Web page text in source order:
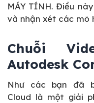
MÁY TÍNH. Điều
và nhận xét các mô
Chuỗi
Autodesk
Như các bạn đã
Cloud là một giải